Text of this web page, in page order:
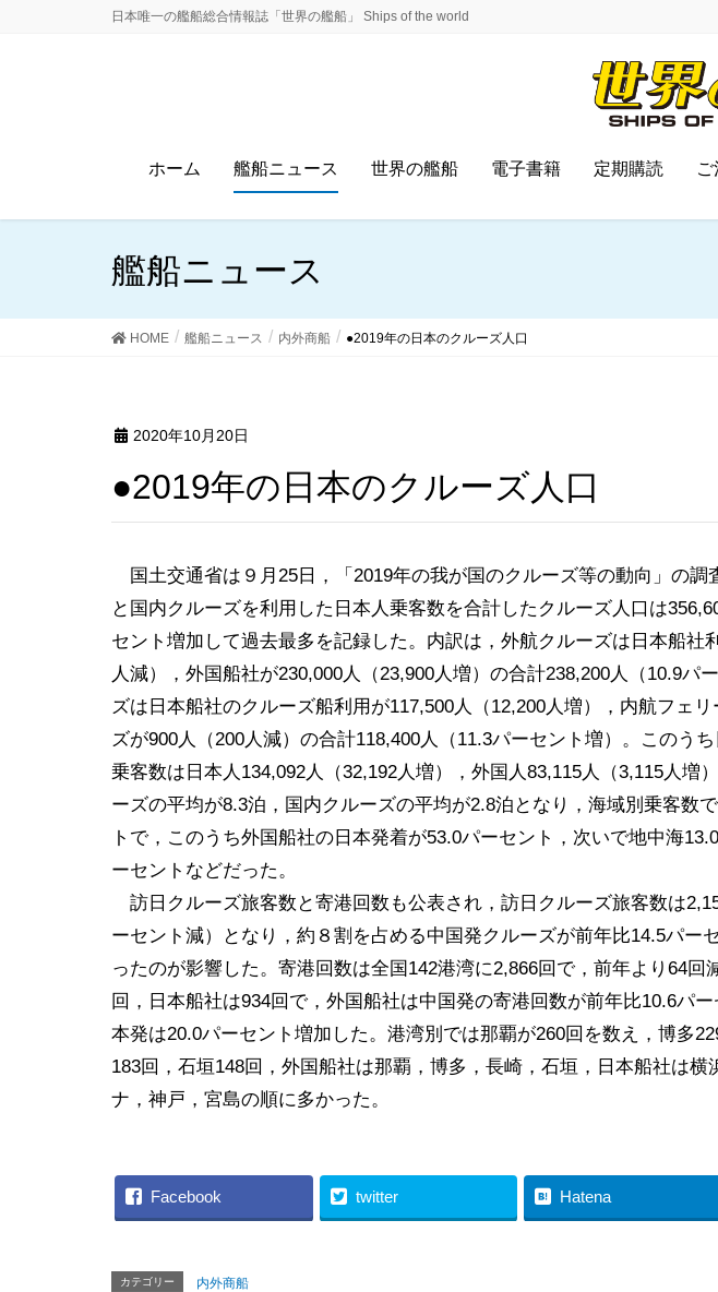
日本唯一の艦船総合情報誌「世界の艦船」 Ships of the world
ホーム 艦船ニュース 世界の艦船 電子書籍 定期購読
艦船ニュース
HOME 艦船ニュース 内外商船 ●2019年の日本のクルーズ人口
2020年10月20日
●2019年の日本のクルーズ人口
国土交通省は９月25日，「2019年の我が国のクルーズ等の動向」の調
と国内クルーズを利用した日本人乗客数を合計したクルーズ人口は
セント増加して過去最多を記録した。内訳は，外航クルーズは日本船社
人減），外国船社が230,000人（23,900人増）の合計238,200人（10.9パ
ズは日本船社のクルーズ船利用が117,500人（12,200人増），内航フェ
ズが900人（200人減）の合計118,400人（11.3パーセント増）。このう
乗客数は日本人134,092人（32,192人増），外国人83,115人（3,115人増
ーズの平均が8.3泊，国内クルーズの平均が2.8泊となり，海域別乗客数
トで，このうち外国船社の日本発着が53.0パーセント，次いで地中海
ーセントなどだった。
訪日クルーズ旅客数と寄港回数も公表され，訪日クルーズ旅客数は
ーセント減）となり，約８割を占める中国発クルーズが前年比14.5パー
ったのが影響した。寄港回数は全国142港湾に2,866回で，前年より64回
回，日本船社は934回で，外国船社は中国発の寄港回数が前年比10.6パ
本発は20.0パーセント増加した。港湾別では那覇が260回を数え，博多
183回，石垣148回，外国船社は那覇，博多，長崎，石垣，日本船社は横
ナ，神戸，宮島の順に多かった。
Facebook twitter Hatena
カテゴリー 内外商船